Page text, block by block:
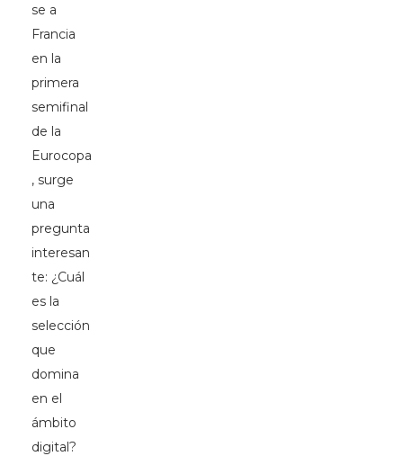
se a
Francia
en la
primera
semifinal
de la
Eurocopa
, surge
una
pregunta
interesan
te: ¿Cuál
es la
selección
que
domina
en el
ámbito
digital?